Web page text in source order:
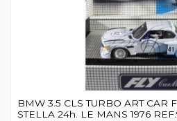
BMW 3.5 CLS TURBO ART CAR
STELLA 24h. LE MANS 1976